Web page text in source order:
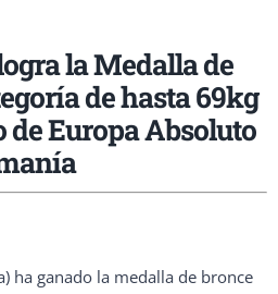
la Medalla de
de hasta 69kg
de Europa Absoluto
ha ganado la medalla de bronce